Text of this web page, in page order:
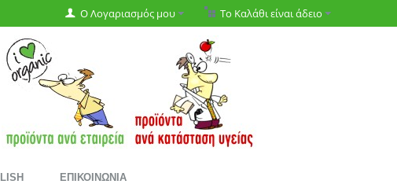
Το Καλάθι είναι άδειο
Ο Λογαριασμός μου
ΕΠΙΚΟΙΝΩΝΙΑ